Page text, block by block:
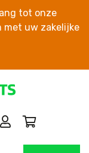
tot onze
met uw zakelijke